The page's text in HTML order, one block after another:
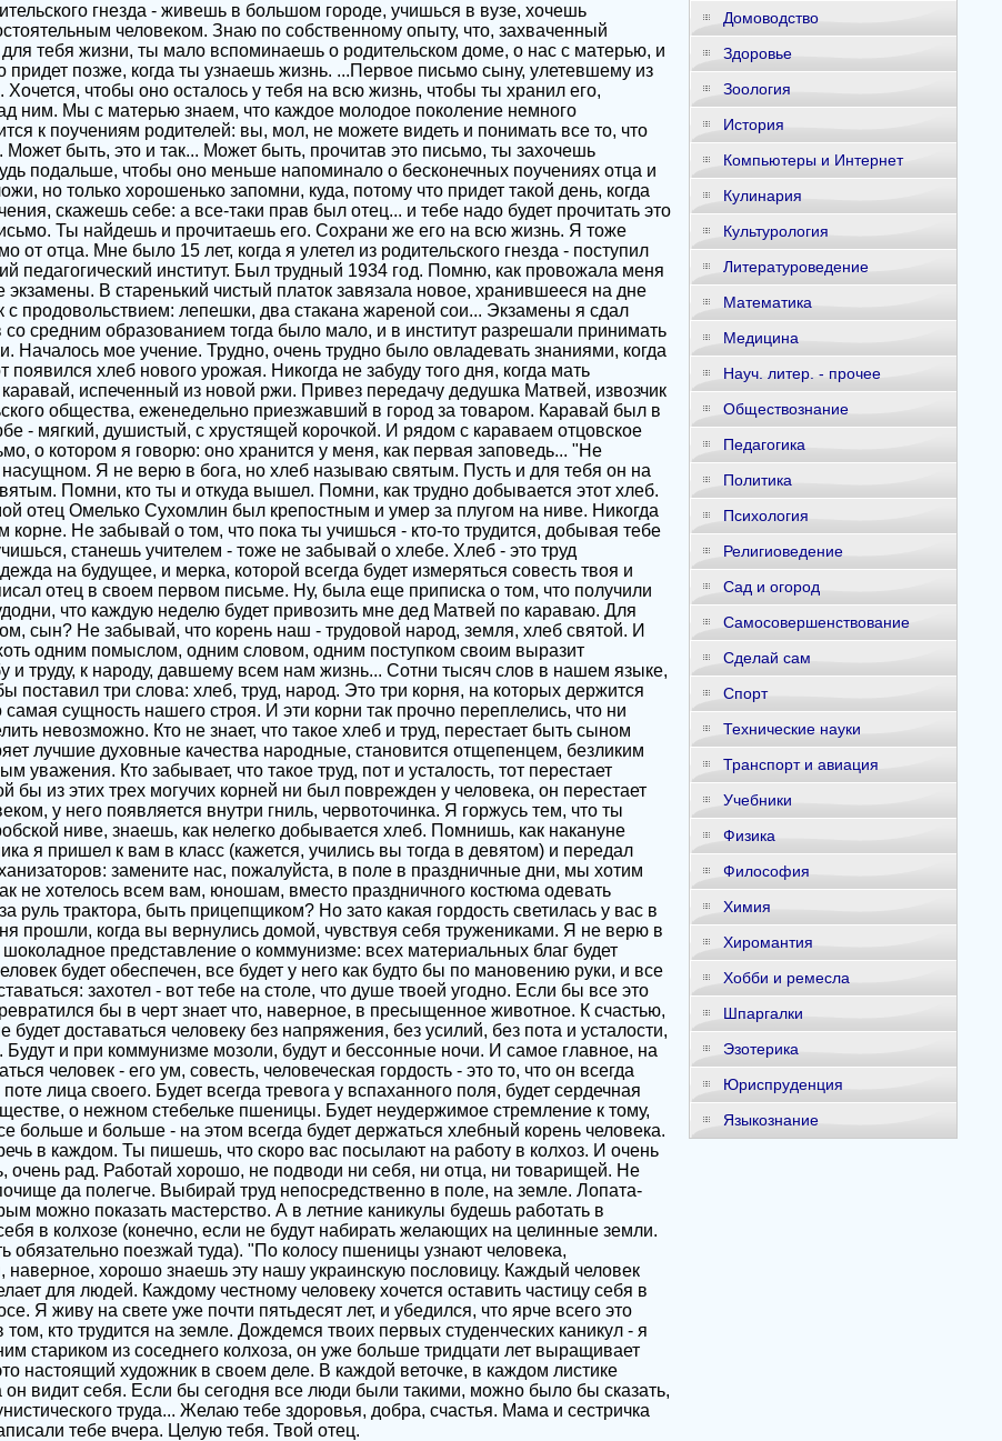
гнезда - живешь в большом городе, учишься в вузе, хочешь
человеком. Знаю по собственному опыту, что, захваченный
тебя жизни, ты мало вспоминаешь о родительском доме, о нас с матерью, и
придет позже, когда ты узнаешь жизнь. ...Первое письмо сыну, улетевшему из
Хочется, чтобы оно осталось у тебя на всю жизнь, чтобы ты хранил его,
ним. Мы с матерью знаем, что каждое молодое поколение немного
к поучениям родителей: вы, мол, не можете видеть и понимать все то, что
быть, это и так... Может быть, прочитав это письмо, ты захочешь
подальше, чтобы оно меньше напоминало о бесконечных поучениях отца и
но только хорошенько запомни, куда, потому что придет такой день, когда
скажешь себе: а все-таки прав был отец... и тебе надо будет прочитать это
Ты найдешь и прочитаешь его. Сохрани же его на всю жизнь. Я тоже
от отца. Мне было 15 лет, когда я улетел из родительского гнезда - поступил
педагогический институт. Был трудный 1934 год. Помню, как провожала меня
экзамены. В старенький чистый платок завязала новое, хранившееся на дне
с продовольствием: лепешки, два стакана жареной сои... Экзамены я сдал
средним образованием тогда было мало, и в институт разрешали принимать
Началось мое учение. Трудно, очень трудно было овладевать знаниями, когда
появился хлеб нового урожая. Никогда не забуду того дня, когда мать
испеченный из новой ржи. Привез передачу дедушка Матвей, извозчик
общества, еженедельно приезжавший в город за товаром. Каравай был в
- мягкий, душистый, с хрустящей корочкой. И рядом с караваем отцовское
о котором я говорю: оно хранится у меня, как первая заповедь... "Не
Я не верю в бога, но хлеб называю святым. Пусть и для тебя он на
Помни, кто ты и откуда вышел. Помни, как трудно добывается этот хлеб.
отец Омелько Сухомлин был крепостным и умер за плугом на ниве. Никогда
корне. Не забывай о том, что пока ты учишься - кто-то трудится, добывая тебе
станешь учителем - тоже не забывай о хлебе. Хлеб - это труд
на будущее, и мерка, которой всегда будет измеряться совесть твоя и
отец в своем первом письме. Ну, была еще приписка о том, что получили
что каждую неделю будет привозить мне дед Матвей по караваю. Для
сын? Не забывай, что корень наш - трудовой народ, земля, хлеб святой. И
хоть одним помыслом, одним словом, одним поступком своим выразит
и труду, к народу, давшему всем нам жизнь... Сотни тысяч слов в нашем языке,
поставил три слова: хлеб, труд, народ. Это три корня, на которых держится
сущность нашего строя. И эти корни так прочно переплелись, что ни
невозможно. Кто не знает, что такое хлеб и труд, перестает быть сыном
лучшие духовные качества народные, становится отщепенцем, безликим
уважения. Кто забывает, что такое труд, пот и усталость, тот перестает
бы из этих трех могучих корней ни был поврежден у человека, он перестает
у него появляется внутри гниль, червоточинка. Я горжусь тем, что ты
ниве, знаешь, как нелегко добывается хлеб. Помнишь, как накануне
я пришел к вам в класс (кажется, учились вы тогда в девятом) и передал
замените нас, пожалуйста, в поле в праздничные дни, мы хотим
не хотелось всем вам, юношам, вместо праздничного костюма одевать
руль трактора, быть прицепщиком? Но зато какая гордость светилась у вас в
прошли, когда вы вернулись домой, чувствуя себя тружениками. Я не верю в
шоколадное представление о коммунизме: всех материальных благ будет
будет обеспечен, все будет у него как будто бы по мановению руки, и все
захотел - вот тебе на столе, что душе твоей угодно. Если бы все это
бы в черт знает что, наверное, в пресыщенное животное. К счастью,
будет доставаться человеку без напряжения, без усилий, без пота и усталости,
Будут и при коммунизме мозоли, будут и бессонные ночи. И самое главное, на
человек - его ум, совесть, человеческая гордость - это то, что он всегда
лица своего. Будет всегда тревога у вспаханного поля, будет сердечная
о нежном стебельке пшеницы. Будет неудержимое стремление к тому,
больше и больше - на этом всегда будет держаться хлебный корень человека.
в каждом. Ты пишешь, что скоро вас посылают на работу в колхоз. И очень
очень рад. Работай хорошо, не подводи ни себя, ни отца, ни товарищей. Не
да полегче. Выбирай труд непосредственно в поле, на земле. Лопата-
можно показать мастерство. А в летние каникулы будешь работать в
в колхозе (конечно, если не будут набирать желающих на целинные земли.
обязательно поезжай туда). "По колосу пшеницы узнают человека,
наверное, хорошо знаешь эту нашу украинскую пословицу. Каждый человек
для людей. Каждому честному человеку хочется оставить частицу себя в
Я живу на свете уже почти пятьдесят лет, и убедился, что ярче всего это
кто трудится на земле. Дождемся твоих первых студенческих каникул - я
стариком из соседнего колхоза, он уже больше тридцати лет выращивает
настоящий художник в своем деле. В каждой веточке, в каждом листике
видит себя. Если бы сегодня все люди были такими, можно было бы сказать,
труда... Желаю тебе здоровья, добра, счастья. Мама и сестричка
тебе вчера. Целую тебя. Твой отец.
Домоводство
Здоровье
Зоология
История
Компьютеры и Интернет
Кулинария
Культурология
Литературоведение
Математика
Медицина
Науч. литер. - прочее
Обществознание
Педагогика
Политика
Психология
Религиоведение
Сад и огород
Самосовершенствование
Сделай сам
Спорт
Технические науки
Транспорт и авиация
Учебники
Физика
Философия
Химия
Хиромантия
Хобби и ремесла
Шпаргалки
Эзотерика
Юриспруденция
Языкознание